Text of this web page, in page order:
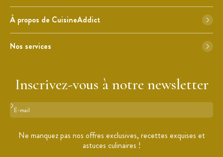
À propos de CuisineAddict
Nos services
Inscrivez-vous à notre newsletter
Format : adresse@email.com
Ne manquez pas nos offres exclusives, recettes exquises et
astuces culinaires !